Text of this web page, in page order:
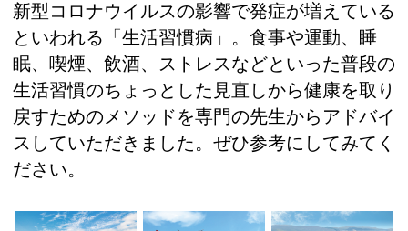
新型コロナウイルスの影響で発症が増えている
といわれる「生活習慣病」。食事や運動、睡
眠、喫煙、飲酒、ストレスなどといった普段の
生活習慣のちょっとした見直しから健康を取り
戻すためのメソッドを専門の先生からアドバイ
スしていただきました。ぜひ参考にしてみてく
ださい。